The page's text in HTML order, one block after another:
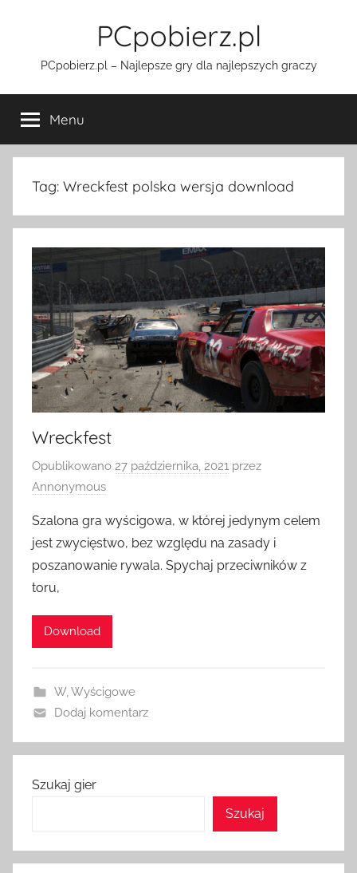
PCpobierz.pl
PCpobierz.pl – Najlepsze gry dla najlepszych graczy
Menu
Tag: Wreckfest polska wersja download
Wreckfest
Opublikowano 27 października, 2021 przez
Annonymous
Szalona gra wyścigowa, w której jedynym celem
jest zwycięstwo, bez względu na zasady i
poszanowanie rywala. Spychaj przeciwników z
toru,
Download
W, Wyścigowe
Dodaj komentarz
Szukaj gier
Szukaj